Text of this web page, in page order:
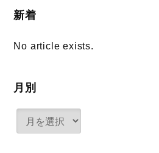
新着
No article exists.
月別